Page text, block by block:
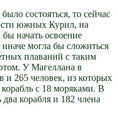
состояться, то сейчас
южных Курил, на
бы начать освоение
могла бы сложиться
плаваний с таким
У Магеллана в
и 265 человек, из которых
с 18 моряками. В
корабля и 182 члена